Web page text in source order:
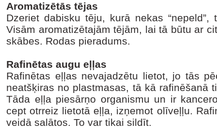
Aromatizētās tējas
Dzeriet dabisku tēju, kurā nekas
Visām aromatizētajām tējām, lai tā būtu ar
skābes. Rodas pieradums.
Rafinētas augu eļļas
Rafinētas eļļas nevajadzētu lietot, jo tās
neatšķiras no plastmasas, tā kā rafinēšanā
Tāda eļļa piesārņo organismu un ir
cept otrreiz lietotā eļļa, izņemot olīveļļu.
veidā salātos. To var tikai sildīt.